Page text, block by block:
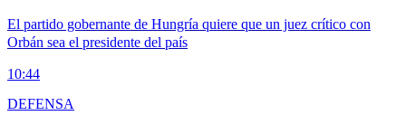
El partido gobernante de Hungría quiere que un juez crítico con
Orbán sea el presidente del país
10:44
DEFENSA